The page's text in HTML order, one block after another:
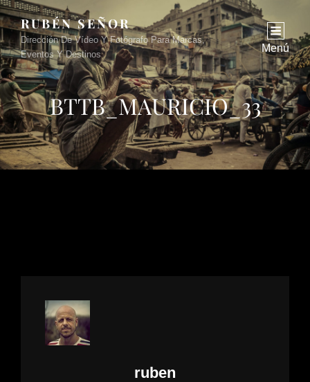
RUBÉN SEÑOR
Dirección De Vídeo Y Fotógrafo Para Marcas,
Eventos Y Destinos
Menú
BTTB_MAURICIO_33
Autor:
ruben